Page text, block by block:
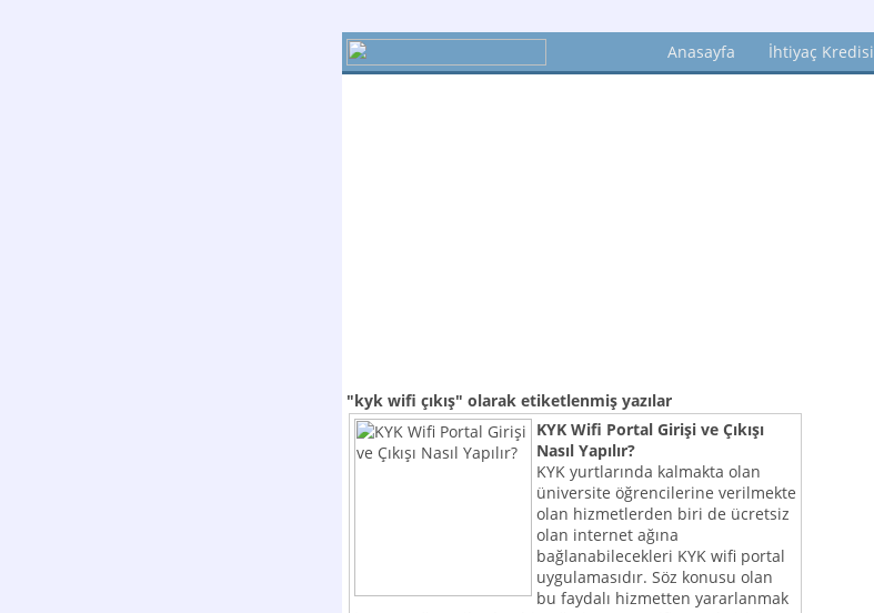
Anasayfa İhtiyaç Kredisi
"kyk wifi çıkış" olarak etiketlenmiş yazılar
KYK Wifi Portal Girişi ve Çıkışı
Nasıl Yapılır?
KYK yurtlarında kalmakta olan
üniversite öğrencilerine verilmekte
olan hizmetlerden biri de ücretsiz
olan internet ağına
bağlanabilecekleri KYK wifi portal
uygulamasıdır. Söz konusu olan
bu faydalı hizmetten yararlanmak